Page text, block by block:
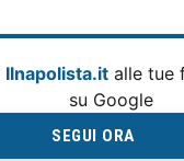
Ilnapolista.it alle tue
su Google
SEGUI ORA